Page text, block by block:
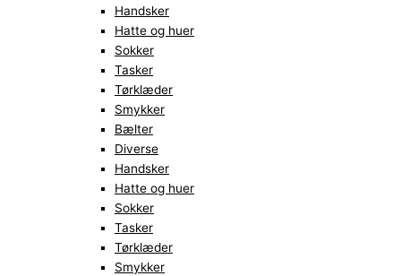
Handsker
Hatte og huer
Sokker
Tasker
Tørklæder
Smykker
Bælter
Diverse
Handsker
Hatte og huer
Sokker
Tasker
Tørklæder
Smykker